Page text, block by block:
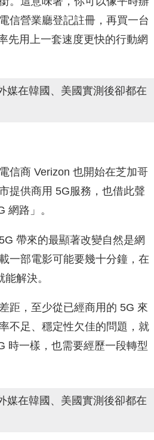
信營業廳登記註冊，再買一台
先用上一套速度更快的行動網
信商 Verizon 也開始在芝加哥
提供商用 5G服務，也借此聲
網路」。
帶來的最顯著改變自然是網
一部電影可能要幾十分鐘，在
解決。
距，至少從已經商用的 5G 來
不足、穩定性欠佳的問題，就
時一樣，也需要經歷一段轉型